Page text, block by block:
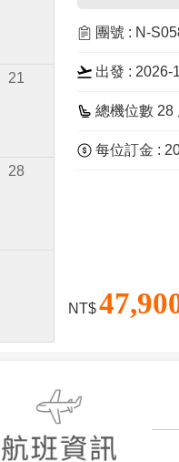
21
28
團號 : N-
出發 : 2026-
總機位數 28
每位訂金 :
NT$